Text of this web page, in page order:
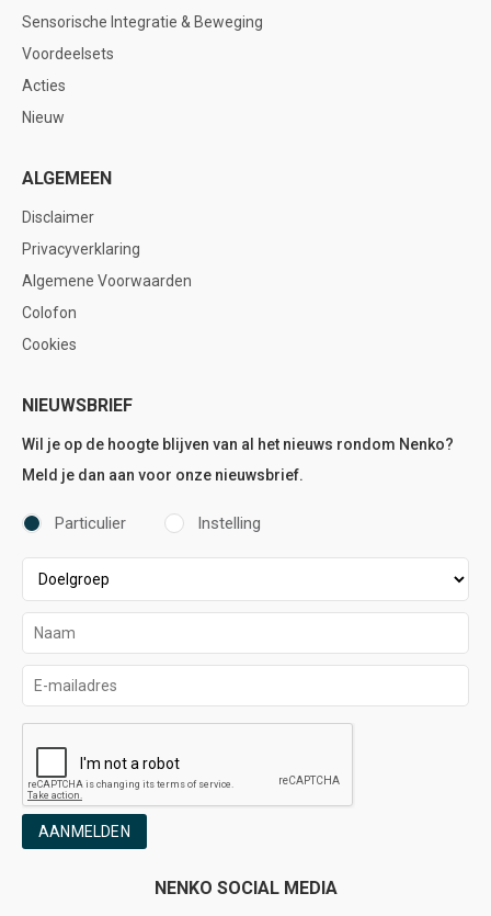
Sensorische Integratie & Beweging
Voordeelsets
Acties
Nieuw
ALGEMEEN
Disclaimer
Privacyverklaring
Algemene Voorwaarden
Colofon
Cookies
NIEUWSBRIEF
Wil je op de hoogte blijven van al het nieuws rondom Nenko?
Meld je dan aan voor onze nieuwsbrief.
Particulier Instelling
AANMELDEN
NENKO SOCIAL MEDIA